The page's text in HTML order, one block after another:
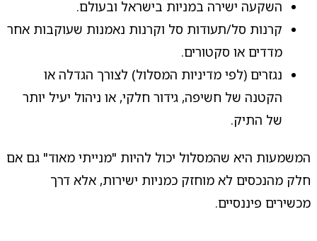
השקעה ישירה במניות בישראל ובעולם.
קרנות סל/תעודות סל וקרנות נאמנות שעוקבות אחר
מדדים או סקטורים.
נגזרים (לפי מדיניות המסלול) לצורך הגדלה או
הקטנה של חשיפה, גידור חלקי, או ניהול יעיל יותר
של התיק.
המשמעות היא שהמסלול יכול להיות "מנייתי מאוד" גם אם
חלק מהנכסים לא מוחזק כמניות ישירות, אלא דרך
מכשירים פיננסיים.